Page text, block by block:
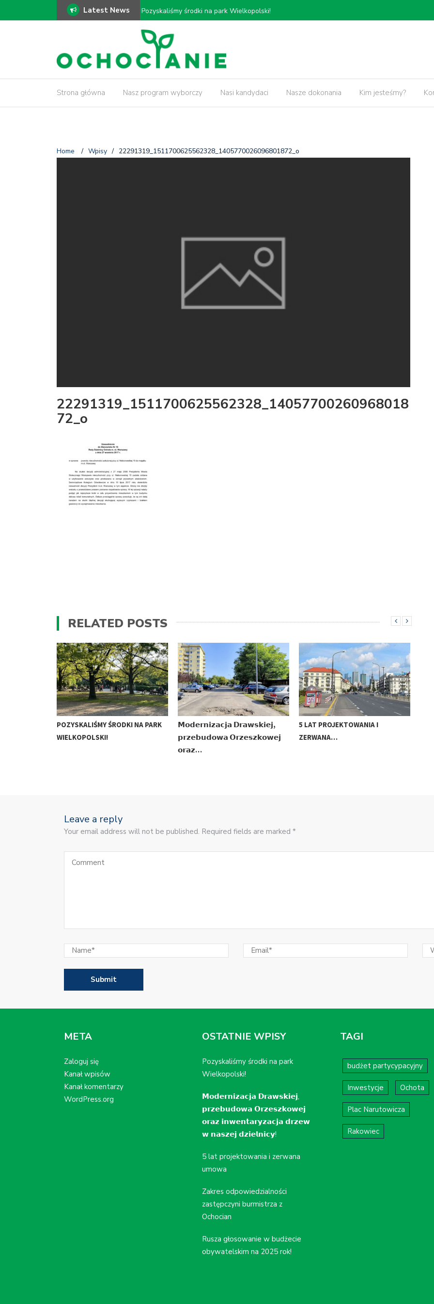
Latest News
𝗠𝗼𝗱𝗲𝗿𝗻𝗶𝘇𝗮𝗰𝗷𝗮 𝗗𝗿𝗮𝘄𝘀𝗸𝗶𝗲𝗷, 𝗽𝗿𝘇𝗲𝗯𝘂𝗱𝗼𝘄𝗮 𝗢𝗿𝘇𝗲𝘀𝘇𝗸𝗼𝘄𝗲𝗷 𝗼𝗿𝗮𝘇
𝗶𝗻𝘄𝗲𝗻𝘁𝗮𝗿𝘆𝘇𝗮𝗰𝗷𝗮 𝗱𝗿𝘇𝗲𝘄 𝘄 𝗻𝗮𝘀𝘇𝗲𝗷 𝗱𝘇𝗶𝗲𝗹𝗻𝗶𝗰𝘆!
Strona główna Nasz program wyborczy Nasi kandydaci Nasze dokonania Kim jesteśmy?
Home / Wpisy / 22291319_1511700625562328_1405770026096801872_o
22291319_1511700625562328_14057700260968018
72_o
RELATED POSTS
POZYSKALIŚMY ŚRODKI NA PARK
WIELKOPOLSKI!
𝗠𝗼𝗱𝗲𝗿𝗻𝗶𝘇𝗮𝗰𝗷𝗮 𝗗𝗿𝗮𝘄𝘀𝗸𝗶𝗲𝗷,
𝗽𝗿𝘇𝗲𝗯𝘂𝗱𝗼𝘄𝗮 𝗢𝗿𝘇𝗲𝘀𝘇𝗸𝗼𝘄𝗲𝗷
𝗼𝗿𝗮𝘇…
5 LAT PROJEKTOWANIA I
ZERWANA…
Leave a reply
Your email address will not be published. Required fields are marked *
META
Zaloguj się
Kanał wpisów
Kanał komentarzy
WordPress.org
OSTATNIE WPISY
Pozyskaliśmy środki na park
Wielkopolski!
𝗠𝗼𝗱𝗲𝗿𝗻𝗶𝘇𝗮𝗰𝗷𝗮 𝗗𝗿𝗮𝘄𝘀𝗸𝗶𝗲𝗷,
𝗽𝗿𝘇𝗲𝗯𝘂𝗱𝗼𝘄𝗮 𝗢𝗿𝘇𝗲𝘀𝘇𝗸𝗼𝘄𝗲𝗷
𝗼𝗿𝗮𝘇 𝗶𝗻𝘄𝗲𝗻𝘁𝗮𝗿𝘆𝘇𝗮𝗰𝗷𝗮 𝗱𝗿𝘇𝗲𝘄
𝘄 𝗻𝗮𝘀𝘇𝗲𝗷 𝗱𝘇𝗶𝗲𝗹𝗻𝗶𝗰𝘆!
5 lat projektowania i zerwana
umowa
Zakres odpowiedzialności
zastępczyni burmistrza z
Ochocian
Rusza głosowanie w budżecie
obywatelskim na 2025 rok!
TAGI
budżet partycypacyjny
Inwestycje Ochota
Plac Narutowicza
Rakowiec